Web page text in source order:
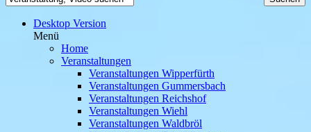
Desktop Version
Menü
Home
Veranstaltungen
Veranstaltungen Wipperfürth
Veranstaltungen Gummersbach
Veranstaltungen Reichshof
Veranstaltungen Wiehl
Veranstaltungen Waldbröl